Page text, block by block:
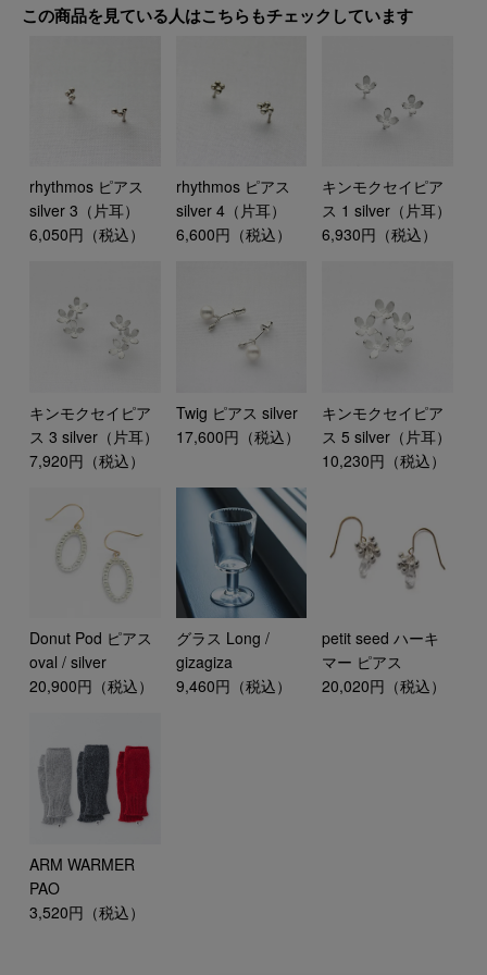
この商品を見ている人はこちらもチェックしています
rhythmos ピアス
silver 3（片耳）
6,050円（税込）
rhythmos ピアス
silver 4（片耳）
6,600円（税込）
キンモクセイピア
ス 1 silver（片耳）
6,930円（税込）
キンモクセイピア
ス 3 silver（片耳）
7,920円（税込）
Twig ピアス silver
17,600円（税込）
キンモクセイピア
ス 5 silver（片耳）
10,230円（税込）
Donut Pod ピアス
oval / silver
20,900円（税込）
グラス Long /
gizagiza
9,460円（税込）
petit seed ハーキ
マー ピアス
20,020円（税込）
ARM WARMER
PAO
3,520円（税込）